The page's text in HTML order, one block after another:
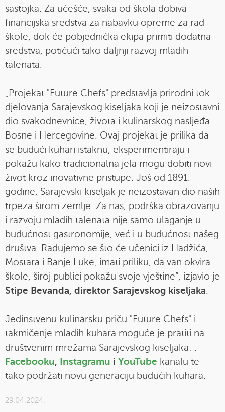
sastojka. Za učešće, svaka od škola dobiva
financijska sredstva za nabavku opreme za rad
škole, dok će pobjednička ekipa primiti dodatna
sredstva, potičući tako daljnji razvoj mladih
talenata.
„Projekat "Future Chefs" predstavlja prirodni tok
djelovanja Sarajevskog kiseljaka koji je neizostavni
dio svakodnevnice, života i kulinarskog nasljeđa
Bosne i Hercegovine. Ovaj projekat je prilika da
se budući kuhari istaknu, eksperimentiraju i
pokažu kako tradicionalna jela mogu dobiti novi
život kroz inovativne pristupe. Još od 1891.
godine, Sarajevski kiseljak je neizostavan dio naših
trpeza širom zemlje. Za nas, podrška obrazovanju
i razvoju mladih talenata nije samo ulaganje u
budućnost gastronomije, već i u budućnost našeg
društva. Radujemo se što će učenici iz Hadžića,
Mostara i Banje Luke, imati priliku, da van okvira
škole, široj publici pokažu svoje vještine“, izjavio je
Stipe Bevanda, direktor Sarajevskog kiseljaka.
Jedinstvenu kulinarsku priču "Future Chefs" i
takmičenje mladih kuhara moguće je pratiti na
društvenim mrežama Sarajevskog kiseljaka: :
Facebooku, Instagramu i YouTube kanalu te
tako podržati novu generaciju budućih kuhara.
29.04.2024.